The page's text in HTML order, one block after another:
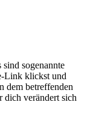
sogenannte
Link klickst und
dem betreffenden
dich verändert sich